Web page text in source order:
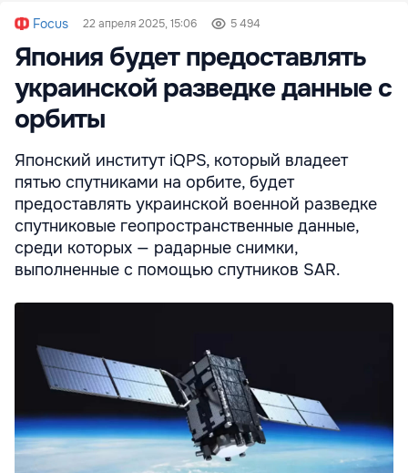
Focus 22 апреля 2025, 15:06 5 494
Япония будет предоставлять
украинской разведке данные с
орбиты
Японский институт iQPS, который владеет
пятью спутниками на орбите, будет
предоставлять украинской военной разведке
спутниковые геопространственные данные,
среди которых — радарные снимки,
выполненные с помощью спутников SAR.